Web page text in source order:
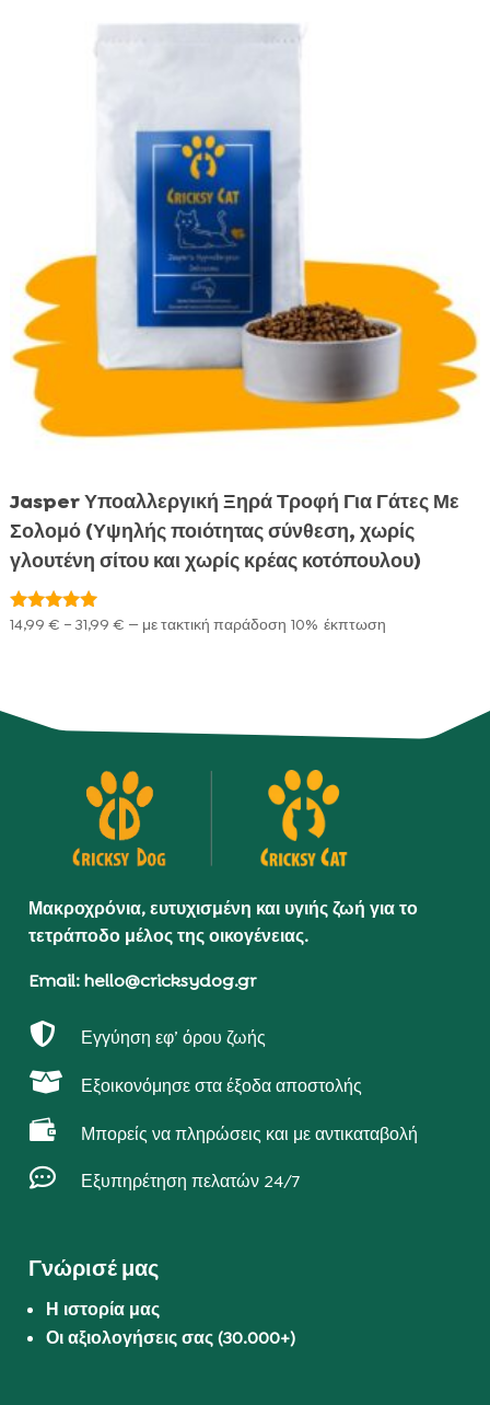
29,99 €
Jasper Υποαλλεργική Ξηρά Τροφή Για Γάτες Με
Σολομό (Υψηλής ποιότητας σύνθεση, χωρίς
γλουτένη σίτου και χωρίς κρέας κοτόπουλου)
Βαθμολογήθηκε
14,99 € – 31,99 €Price
— με τακτική παράδοση 10% έκπτωση
Μακροχρόνια, ευτυχισμένη και υγιής ζωή για το
τετράποδο μέλος της οικογένειας.
Email: hello@cricksydog.gr
 Εγγύηση εφ’ όρου ζωής
 Εξοικονόμησε στα έξοδα αποστολής
 Μπορείς να πληρώσεις και με αντικαταβολή
 Εξυπηρέτηση πελατών 24/7
Γνώρισέ μας
Η ιστορία μας
Οι αξιολογήσεις σας (30.000+)